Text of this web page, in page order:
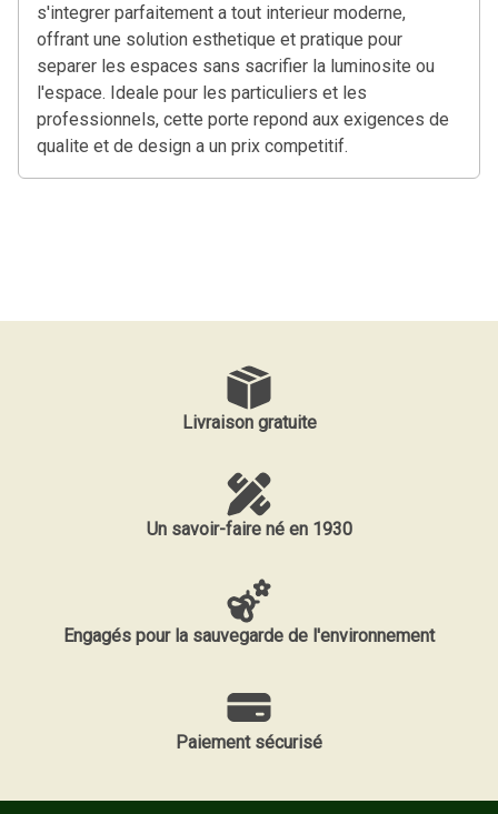
s'integrer parfaitement a tout interieur moderne,
offrant une solution esthetique et pratique pour
separer les espaces sans sacrifier la luminosite ou
l'espace. Ideale pour les particuliers et les
professionnels, cette porte repond aux exigences de
qualite et de design a un prix competitif.
Livraison gratuite
Un savoir-faire né en 1930
Engagés pour la sauvegarde de l'environnement
Paiement sécurisé